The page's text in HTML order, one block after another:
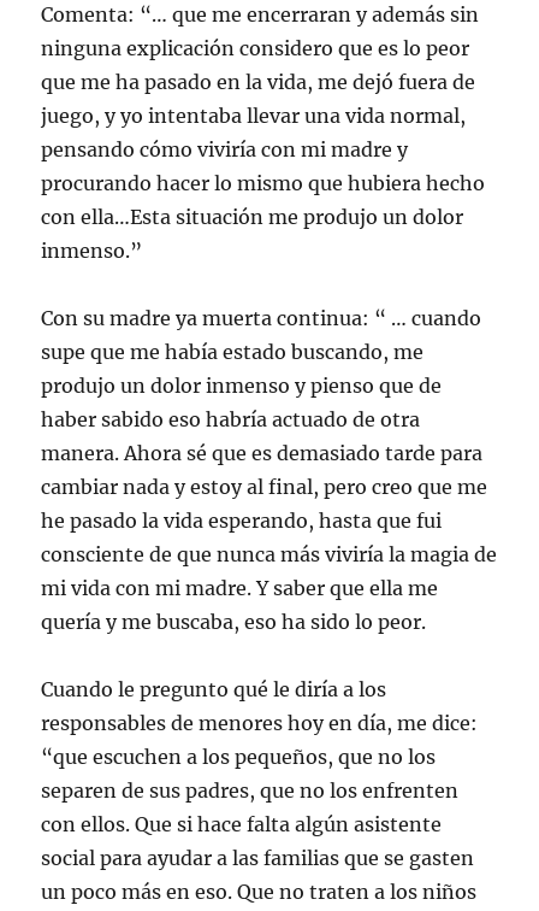
Comenta: “… que me encerraran y además sin
ninguna explicación considero que es lo peor
que me ha pasado en la vida, me dejó fuera de
juego, y yo intentaba llevar una vida normal,
pensando cómo viviría con mi madre y
procurando hacer lo mismo que hubiera hecho
con ella…Esta situación me produjo un dolor
inmenso.”
Con su madre ya muerta continua: “ … cuando
supe que me había estado buscando, me
produjo un dolor inmenso y pienso que de
haber sabido eso habría actuado de otra
manera. Ahora sé que es demasiado tarde para
cambiar nada y estoy al final, pero creo que me
he pasado la vida esperando, hasta que fui
consciente de que nunca más viviría la magia de
mi vida con mi madre. Y saber que ella me
quería y me buscaba, eso ha sido lo peor.
Cuando le pregunto qué le diría a los
responsables de menores hoy en día, me dice:
“que escuchen a los pequeños, que no los
separen de sus padres, que no los enfrenten
con ellos. Que si hace falta algún asistente
social para ayudar a las familias que se gasten
un poco más en eso. Que no traten a los niños